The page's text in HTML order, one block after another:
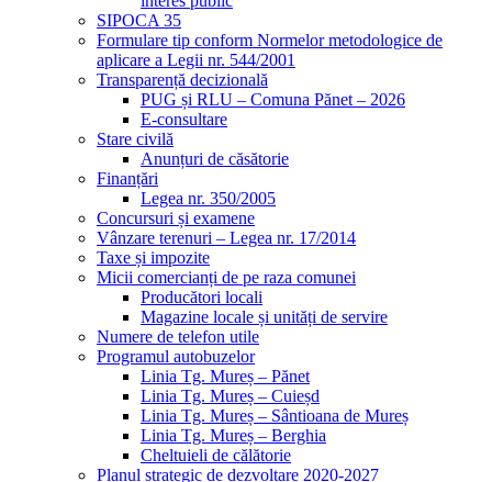
SIPOCA 35
Formulare tip conform Normelor metodologice de
aplicare a Legii nr. 544/2001
Transparență decizională
PUG și RLU – Comuna Pănet – 2026
E-consultare
Stare civilă
Anunțuri de căsătorie
Finanțări
Legea nr. 350/2005
Concursuri și examene
Vânzare terenuri – Legea nr. 17/2014
Taxe și impozite
Micii comercianți de pe raza comunei
Producători locali
Magazine locale și unități de servire
Numere de telefon utile
Programul autobuzelor
Linia Tg. Mureș – Pănet
Linia Tg. Mureș – Cuieșd
Linia Tg. Mureș – Sântioana de Mureș
Linia Tg. Mureș – Berghia
Cheltuieli de călătorie
Planul strategic de dezvoltare 2020-2027